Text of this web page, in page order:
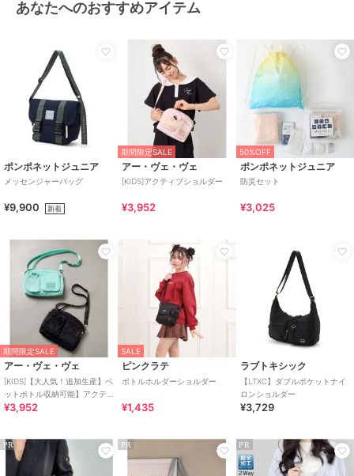
あなたへのおすすめアイテム
ポンポネットジュニア
メッセンジャーバッグ
¥9,900 新着
期間限定SALE
アー・ヴェ・ヴェ
[KIDS]アクティブショルダー
¥3,952
50%OFF
ポンポネットジュニア
防災セット
¥3,025
期間限定SALE
アー・ヴェ・ヴェ
[KIDS]【大人気！追加生産】ペ
ットボトル収納可能】アクテ
ィブショルダー
¥3,952
SALE
ピンクラテ
ボトルホルダーショルダー
¥1,435
ラブトキシック
【LTXC】ダブルポケットナイ
ロンショルダー
¥3,729
PR PR PR